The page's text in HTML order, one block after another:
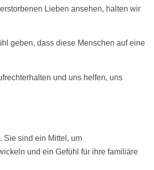
Lieben ansehen, halten wir
geben, dass diese Menschen auf eine
und uns helfen, uns
Sie sind ein Mittel, um
und ein Gefühl für ihre familiäre